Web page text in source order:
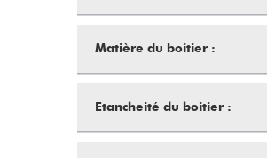
Matière du boitier :
Etancheité du boitier :